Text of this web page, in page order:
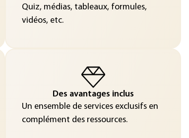
Quiz, médias, tableaux, formules,
vidéos, etc.
Des avantages inclus
Un ensemble de services exclusifs en
complément des ressources.